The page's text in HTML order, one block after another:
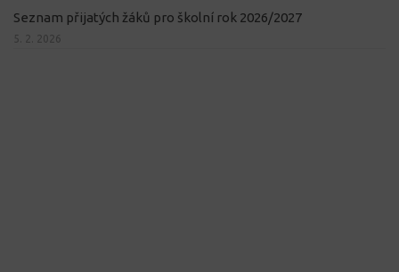
Seznam přijatých žáků pro školní rok 2026/2027
5. 2. 2026